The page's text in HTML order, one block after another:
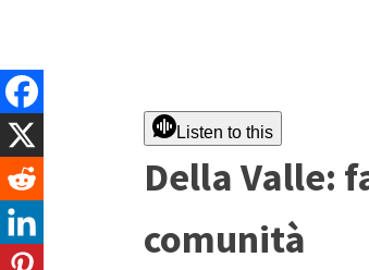
Listen to this
Della Valle:
comunità